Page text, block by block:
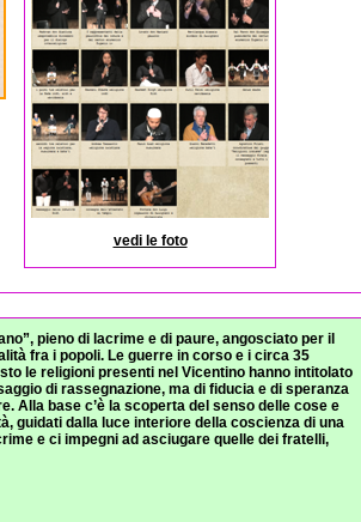
vedi le foto
pieno di lacrime e di paure, angosciato per il
fra i popoli. Le guerre in corso e i circa 35
le religioni presenti nel Vicentino hanno intitolato
di rassegnazione, ma di fiducia e di speranza
Alla base c’è la scoperta del senso delle cose e
guidati dalla luce interiore della coscienza di una
e ci impegni ad asciugare quelle dei fratelli,